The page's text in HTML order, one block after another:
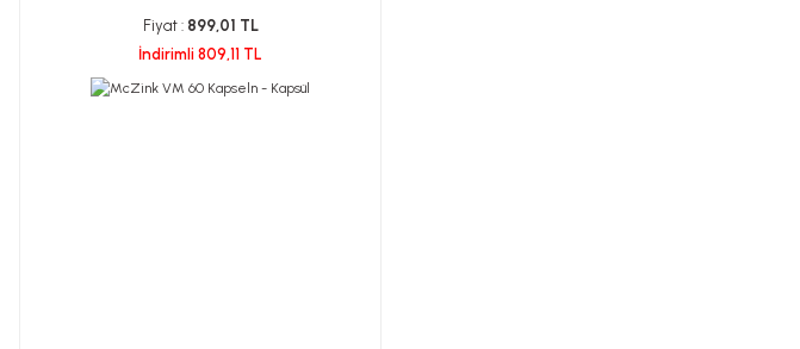
Fiyat : 899,01 TL
İndirimli 809,11 TL